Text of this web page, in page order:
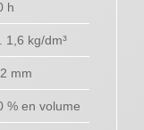
h
1,6 kg/dm³
mm
% en volume